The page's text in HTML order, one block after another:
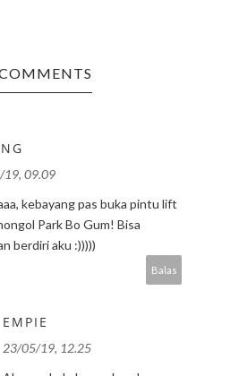
19, 09.09
kebayang pas buka pintu lift
Park Bo Gum! Bisa
berdiri aku :)))))
Balas
EMPIE
23/05/19, 12.25